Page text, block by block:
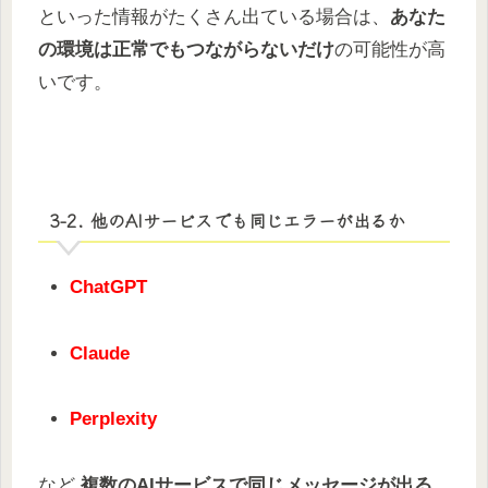
といった情報がたくさん出ている場合は、 あなた
の環境は正常でもつながらないだけの可能性が高
いです。
3-2. 他のAIサービスでも同じエラーが出るか
ChatGPT
Claude
Perplexity